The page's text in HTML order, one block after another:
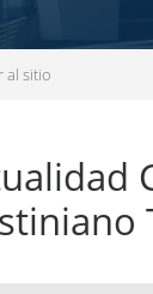
al sitio